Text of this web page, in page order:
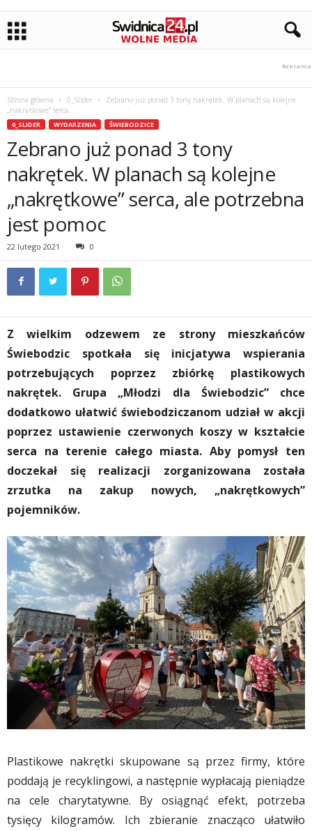
Strona główna 0_Slider
Zebrano już ponad 3 tony nakrętek. W planach są kolejne
„nakrętkowe” serca,...
0_SLIDER WYDARZENIA ŚWIEBODZICE
Zebrano już ponad 3 tony
nakrętek. W planach są kolejne
„nakrętkowe” serca, ale potrzebna
jest pomoc
22 lutego 2021 0
Z wielkim odzewem ze strony mieszkańców
Świebodzic spotkała się inicjatywa wspierania
potrzebujących poprzez zbiórkę plastikowych
nakrętek. Grupa „Młodzi dla Świebodzic” chce
dodatkowo ułatwić świebodziczanom udział w akcji
poprzez ustawienie czerwonych koszy w kształcie
serca na terenie całego miasta. Aby pomysł ten
doczekał się realizacji zorganizowana została
zrzutka na zakup nowych, „nakrętkowych”
pojemników.
Plastikowe nakrętki skupowane są przez firmy, które
poddają je recyklingowi, a następnie wypłacają pieniądze
na cele charytatywne. By osiągnąć efekt, potrzeba
tysięcy kilogramów. Ich zbieranie znacząco ułatwiło